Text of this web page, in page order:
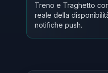
Treno e Traghetto
reale della
notifiche push.